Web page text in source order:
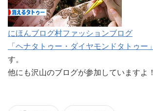
にほんブログ村ファッションブログ
「ヘナタトゥー・ダイヤモンドタトゥー」
す。
他にも沢山のブログが参加していますよ！